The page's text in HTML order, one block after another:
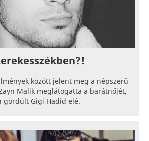
között jelent meg a népszerű
Malik meglátogatta a barátnőjét,
gördült Gigi Hadid elé.